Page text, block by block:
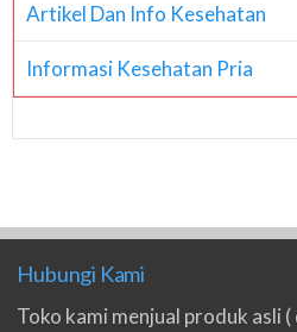
Artikel Dan Info Kesehatan
Informasi Kesehatan Pria
Hubungi Kami
Toko kami menjual produk asli